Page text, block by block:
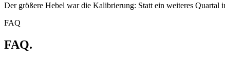
Der größere Hebel war die Kalibrierung: Statt ein weiteres Quartal
FAQ
FAQ.